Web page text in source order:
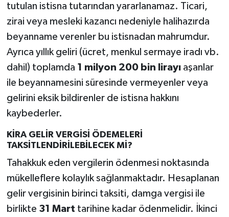
tutulan istisna tutarından yararlanamaz. Ticari,
zirai veya mesleki kazancı nedeniyle halihazırda
beyanname verenler bu istisnadan mahrumdur.
Ayrıca yıllık geliri (ücret, menkul sermaye iradı vb.
dahil) toplamda 1 milyon 200 bin lirayıaşanlar
ile beyannamesini süresinde vermeyenler veya
gelirini eksik bildirenler de istisna hakkını
kaybederler.
KİRA GELİR VERGİSİ ÖDEMELERİ
TAKSİTLENDİRİLEBİLECEK Mİ?
Tahakkuk eden vergilerin ödenmesi noktasında
mükelleflere kolaylık sağlanmaktadır. Hesaplanan
gelir vergisinin birinci taksiti, damga vergisi ile
birlikte 31 Mart tarihine kadar ödenmelidir. İkinci